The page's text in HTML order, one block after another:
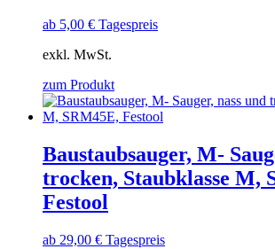
ab 5,00 € Tagespreis
exkl. MwSt.
zum Produkt
Baustaubsauger, M-
trocken, Staubklasse M,
Festool
ab 29,00 € Tagespreis